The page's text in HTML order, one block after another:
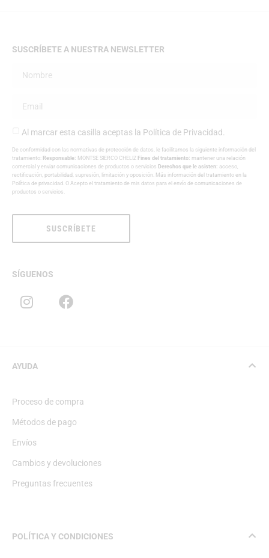
SUSCRÍBETE A NUESTRA NEWSLETTER
Al marcar esta casilla aceptas la Política de Privacidad.
De conformidad con las normativas de protección de datos, le facilitamos la siguiente información del
tratamiento: Responsable: MONTSE SIERCO CHELIZ Fines del tratamiento: mantener una relación
comercial y enviar comunicaciones de productos o servicios Derechos que le asisten: acceso,
rectificación, portabilidad, supresión, limitación y oposición. Más información del tratamiento en la
Política de privacidad . O Acepto el tratamiento de mis datos para el envío de comunicaciones de
productos o servicios.
SUSCRÍBETE
SÍGUENOS
AYUDA
Proceso de compra
Métodos de pago
Envíos
Cambios y devoluciones
Preguntas frecuentes
POLÍTICA Y CONDICIONES